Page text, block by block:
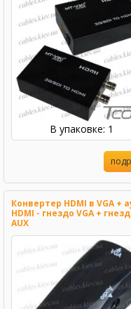
В упаковке: 1
Конвертер HDMI в VGA +
HDMI - гнездо VGA +
AUX